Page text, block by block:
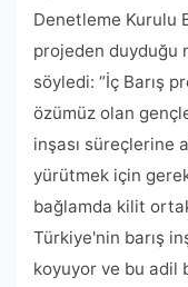
Denetleme Kurulu
projeden duyduğu
söyledi: “İç Barış
özümüz olan
inşası süreçlerine
yürütmek için
bağlamda kilit
Türkiye'nin barış
koyuyor ve bu adil